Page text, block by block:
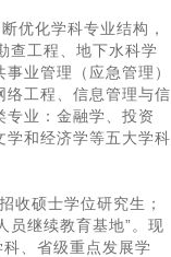
优化学科专业结构，
查工程、地下水科学
业管理（应急管理）
络工程、信息管理与信
业：金融学、投资
学和经济学等五大学科
收硕士学位研究生；
员继续教育基地”。现
、省级重点发展学